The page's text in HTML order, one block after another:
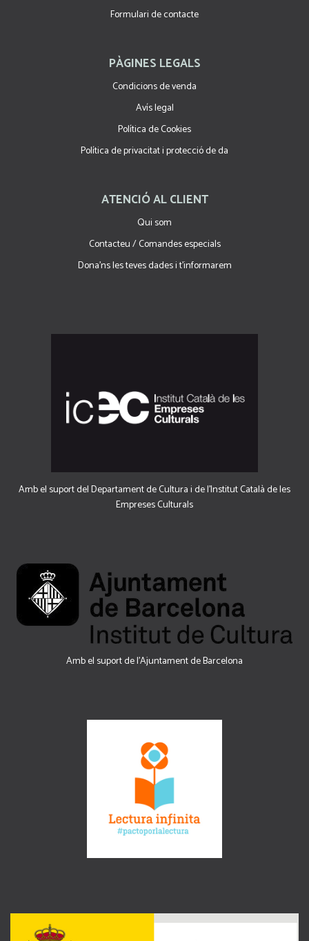
Formulari de contacte
PÀGINES LEGALS
Condicions de venda
Avís legal
Política de Cookies
Política de privacitat i protecció de da
ATENCIÓ AL CLIENT
Qui som
Contacteu / Comandes especials
Dona'ns les teves dades i t'informarem
Amb el suport del Departament de Cultura i de l'Institut Català de les
Empreses Culturals
Amb el suport de l’Ajuntament de Barcelona